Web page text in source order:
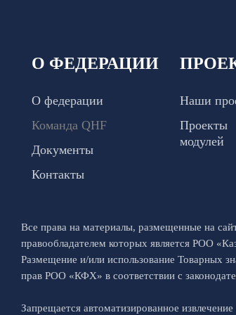
О ФЕДЕРАЦИИ
О федерации
Команда QHF
Документы
Контакты
Наши
Проекты
модулей
Все права на материалы, размещенные на
правообладателем которых является РОО
Размещение и/или использование Товарных
прав РОО «КФХ» в соответствии с
Запрещается автоматизированное